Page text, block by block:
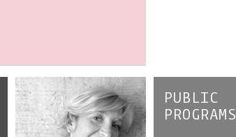
PUBLIC
PROGRAMS